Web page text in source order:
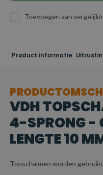
Toevoegen aan
Product informatie
VDH
4-SPRONG -
LENGTE 10
Topschalmen worden